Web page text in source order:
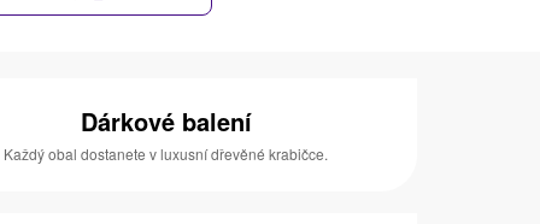
Dárkové balení
Každý obal dostanete v luxusní dřevěné krabičce.